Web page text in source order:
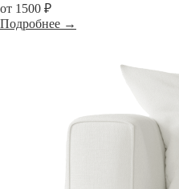
от 1500 ₽
Подробнее →